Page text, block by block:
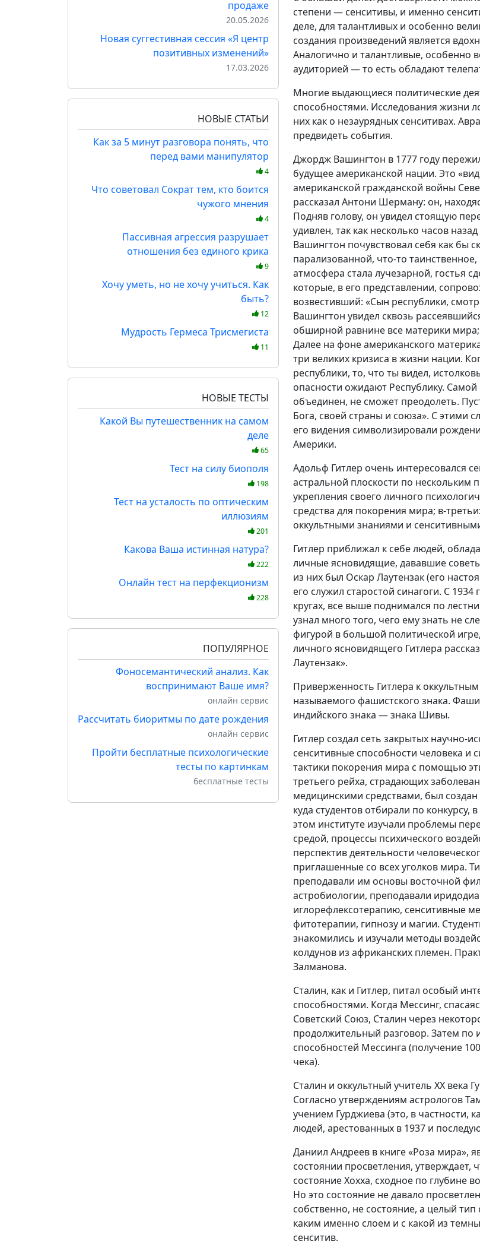
продаже
20.05.2026
Новая суггестивная сессия «Я центр
позитивных изменений»
17.03.2026
НОВЫЕ СТАТЬИ
Как за 5 минут разговора понять, что
перед вами манипулятор
4
Что советовал Сократ тем, кто боится
чужого мнения
4
Пассивная агрессия разрушает
отношения без единого крика
9
Хочу уметь, но не хочу учиться. Как
быть?
12
Мудрость Гермеса Трисмегиста
11
НОВЫЕ ТЕСТЫ
Какой Вы путешественник на самом
деле
65
Тест на силу биополя
198
Тест на усталость по оптическим
иллюзиям
201
Какова Ваша истинная натура?
222
Онлайн тест на перфекционизм
228
ПОПУЛЯРНОЕ
Фоносемантический анализ. Как
воспринимают Ваше имя?
онлайн сервис
Рассчитать биоритмы по дате рождения
онлайн сервис
Пройти бесплатные психологические
тесты по картинкам
бесплатные тесты
степени — сенситивы, и именно
деле, для талантливых и особенно
создания произведений является
Аналогично и талантливые, особенно
аудиторией — то есть обладают
Многие выдающиеся политические
способностями. Исследования жизни
них как о незаурядных сенситивах.
предвидеть события.
Джордж Вашингтон в 1777 году
будущее американской нации. Это
американской гражданской войны
рассказал Антони Шерману: он,
Подняв голову, он увидел стоящую
удивлен, так как несколько часов
Вашингтон почувствовал себя как бы
парализованной, что-то
атмосфера стала лучезарной, гостья
которые, в его представлении,
возвестивший: «Сын республики,
Вашингтон увидел сквозь
обширной равнине все материки
Далее на фоне американского
три великих кризиса в жизни нации.
республики, то, что ты видел,
опасности ожидают Республику.
объединен, не сможет преодолеть.
Бога, своей страны и союза». С этими
его видения символизировали
Америки.
Адольф Гитлер очень интересовался
астральной плоскости по нескольким
укрепления своего личного
средства для покорения мира; в-
оккультными знаниями и
Гитлер приближал к себе людей,
личные ясновидящие, дававшие
из них был Оскар Лаутензак (его
его служил старостой синагоги. С
кругах, все выше поднимался по
узнал много того, чего ему знать не
фигурой в большой политической
личного ясновидящего Гитлера
Лаутензак».
Приверженность Гитлера к
называемого фашистского знака.
индийского знака — знака Шивы.
Гитлер создал сеть закрытых научно-
сенситивные способности человека и
тактики покорения мира с помощью
третьего рейха, страдающих
медицинскими средствами, был
куда студентов отбирали по
этом институте изучали проблемы
средой, процессы психического
перспектив деятельности
приглашенные со всех уголков мира.
преподавали им основы восточной
астробиологии, преподавали
иглорефлексотерапию, сенситивные
фитотерапии, гипнозу и магии.
знакомились и изучали методы
колдунов из африканских племен.
Залманова.
Сталин, как и Гитлер, питал особый
способностями. Когда Мессинг,
Советский Союз, Сталин через
продолжительный разговор. Затем по
способностей Мессинга (получение
чека).
Сталин и оккультный учитель XX века
Согласно утверждениям астрологов
учением Гурджиева (это, в частности,
людей, арестованных в 1937 и
Даниил Андреев в книге «Роза мира»,
состоянии просветления, утверждает,
состояние Хохха, сходное по глубине
Но это состояние не давало
собственно, не состояние, а целый
каким именно слоем и с какой из
сенситив.